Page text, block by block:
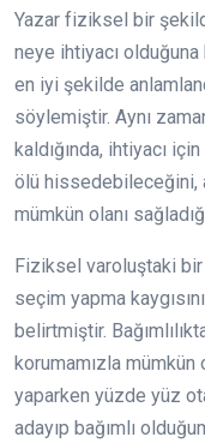
Yazar fiziksel bir
neye ihtiyacı olduğuna
en iyi şekilde
söylemiştir. Aynı
kaldığında, ihtiyacı
ölü hissedebileceğini,
mümkün olanı
Fiziksel varoluştaki bir
seçim yapma
belirtmiştir.
korumamızla
yaparken yüzde yüz
adayıp bağımlı